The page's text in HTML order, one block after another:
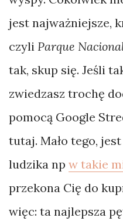
jest najważniejsze,
czyli Parque
tak, skup się. Jeśli
zwiedzasz trochę
pomocą Google
tutaj. Mało tego,
ludzika np w takie
przekona Cię do
więc: ta najlepsza